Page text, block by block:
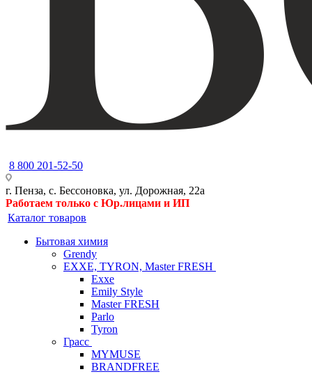
8 800 201-52-50
г. Пенза, с. Бессоновка, ул. Дорожная, 22а
Работаем только с Юр.лицами и ИП
Каталог товаров
Бытовая химия
Grendy
EXXE, TYRON, Master FRESH
Exxe
Emily Style
Master FRESH
Parlo
Tyron
Грасс
MYMUSE
BRANDFREE